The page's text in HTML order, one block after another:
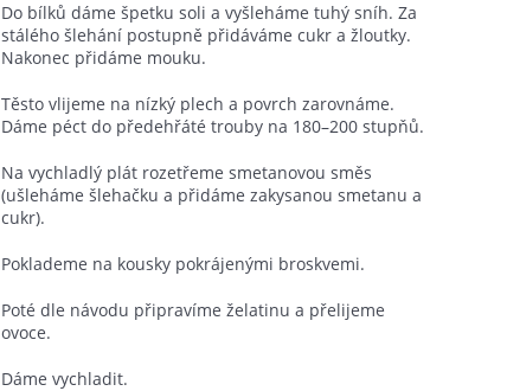
Do bílků dáme špetku soli a vyšleháme tuhý sníh. Za
stálého šlehání postupně přidáváme cukr a žloutky.
Nakonec přidáme mouku.
Těsto vlijeme na nízký plech a povrch zarovnáme.
Dáme péct do předehřáté trouby na 180–200 stupňů.
Na vychladlý plát rozetřeme smetanovou směs
(ušleháme šlehačku a přidáme zakysanou smetanu a
cukr).
Poklademe na kousky pokrájenými broskvemi.
Poté dle návodu připravíme želatinu a přelijeme
ovoce.
Dáme vychladit.